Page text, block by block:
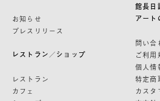
お知らせ
プレスリリース
レストラン／ショップ
レストラン
カフェ
館長日
アート
問い合
ご利用
個人情
特定商
カスタ